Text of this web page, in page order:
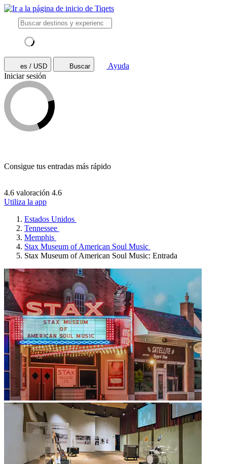
es / USD Buscar
Ayuda
Iniciar sesión
Consigue tus entradas más rápido
4.6 valoración 4.6
Utiliza la app
Estados Unidos
Tennessee
Memphis
Stax Museum of American Soul Music
Stax Museum of American Soul Music: Entrada